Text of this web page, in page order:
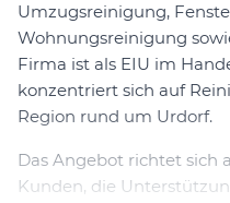
Umzugsreinigung,
Wohnungsreinigung
Firma ist als EIU im
konzentriert sich auf
Region rund um Urdorf.
Das Angebot richtet sich
Kunden, die